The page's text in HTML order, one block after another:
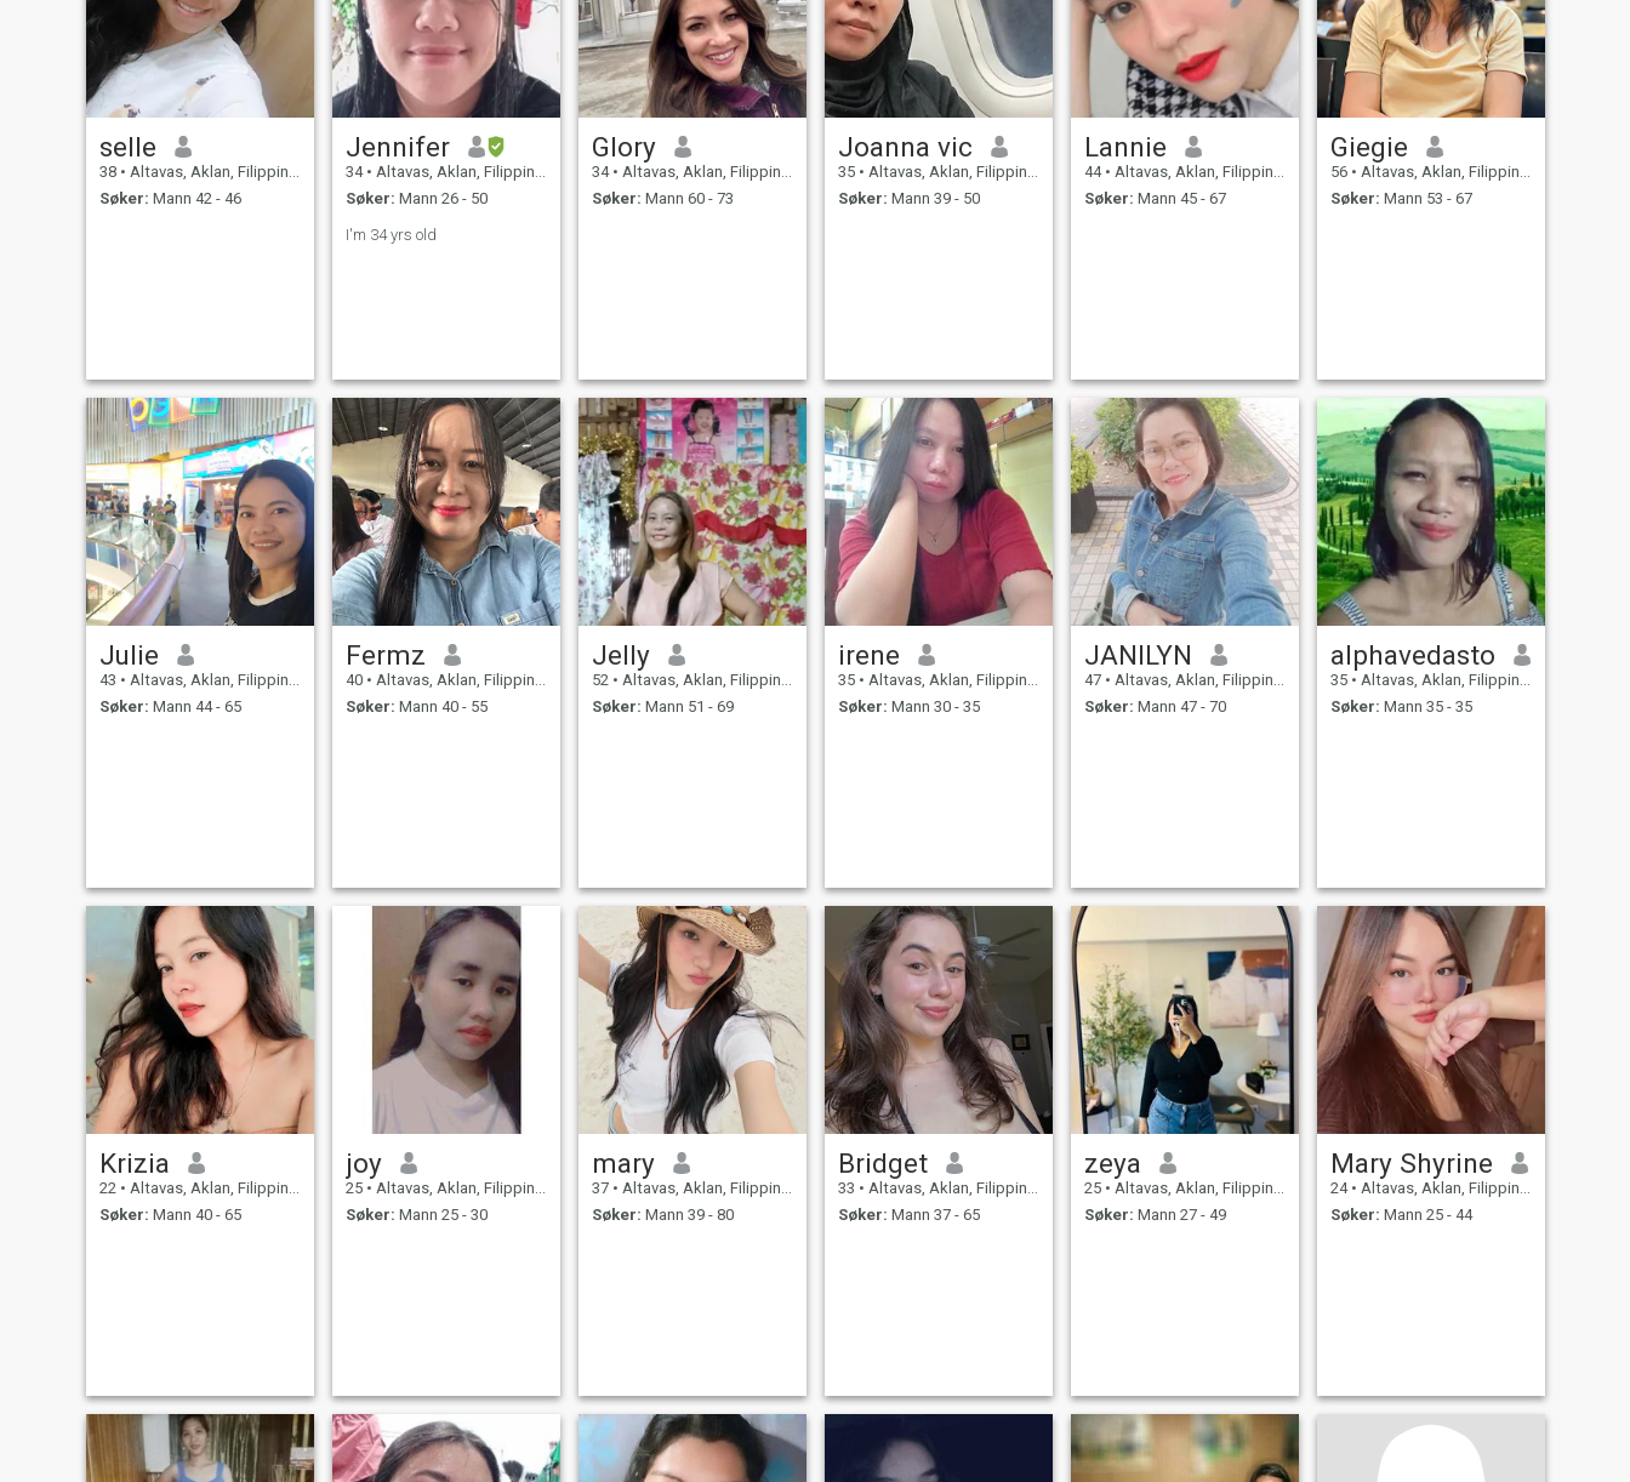
selle
38 • Altavas, Aklan, Filippinene
Søker: Mann 42 - 46
Jennifer
34 • Altavas, Aklan, Filippinene
Søker: Mann 26 - 50
I'm 34 yrs old
Glory
34 • Altavas, Aklan, Filippinene
Søker: Mann 60 - 73
Joanna vic
35 • Altavas, Aklan, Filippinene
Søker: Mann 39 - 50
Lannie
44 • Altavas, Aklan, Filippinene
Søker: Mann 45 - 67
Giegie
56 • Altavas, Aklan, Filippinene
Søker: Mann 53 - 67
Julie
43 • Altavas, Aklan, Filippinene
Søker: Mann 44 - 65
Fermz
40 • Altavas, Aklan, Filippinene
Søker: Mann 40 - 55
Jelly
52 • Altavas, Aklan, Filippinene
Søker: Mann 51 - 69
irene
35 • Altavas, Aklan, Filippinene
Søker: Mann 30 - 35
JANILYN
47 • Altavas, Aklan, Filippinene
Søker: Mann 47 - 70
alphavedasto
35 • Altavas, Aklan, Filippinene
Søker: Mann 35 - 35
Krizia
22 • Altavas, Aklan, Filippinene
Søker: Mann 40 - 65
joy
25 • Altavas, Aklan, Filippinene
Søker: Mann 25 - 30
mary
37 • Altavas, Aklan, Filippinene
Søker: Mann 39 - 80
Bridget
33 • Altavas, Aklan, Filippinene
Søker: Mann 37 - 65
zeya
25 • Altavas, Aklan, Filippinene
Søker: Mann 27 - 49
Mary Shyrine
24 • Altavas, Aklan, Filippinene
Søker: Mann 25 - 44